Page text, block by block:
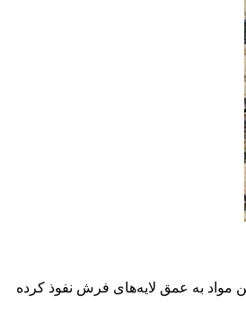
مواد به عمق لایه‌های فرش نفوذ کرده